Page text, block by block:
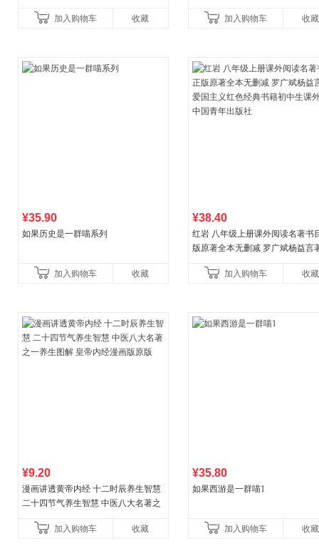
加入购物车 收藏 加入购物车 收藏
¥35.90
如果历史是一群喵系列
加入购物车 收藏
¥38.40
红岩 八年级上册课外阅读名著书
版原著全本无删减 罗广斌杨益言
国青年出版社加入购物车 收藏
¥9.20
漫画讲透黄帝内经 十二时辰养生智慧
二十四节气养生智慧 中医八大名著之
加入购物车
收藏
¥35.80
如果西游是一群喵1
加入购物车 收藏